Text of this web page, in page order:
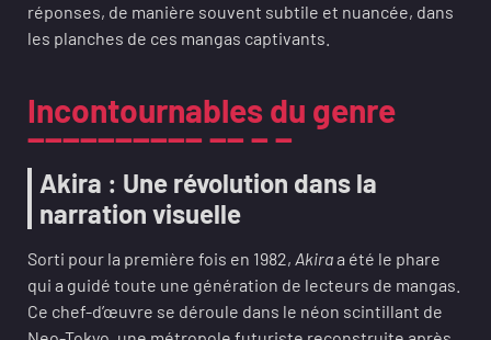
réponses, de manière souvent subtile et nuancée, dans
les planches de ces mangas captivants.
Incontournables du genre
Akira : Une révolution dans la
narration visuelle
Sorti pour la première fois en 1982, Akiraa été le phare
qui a guidé toute une génération de lecteurs de mangas.
Ce chef-d’œuvre se déroule dans le néon scintillant de